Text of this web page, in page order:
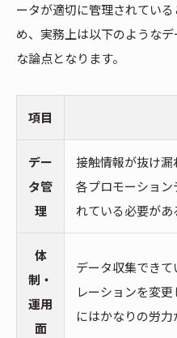
ータが適切に管理されてい
め、実務上は以下のような
な論点となります。
項目
デー
タ管
理
接触情報が抜け漏
各プロモーショ
れている必要があ
体
制・
運用
面
データ収集でき
レーションを変
にはかなりの労